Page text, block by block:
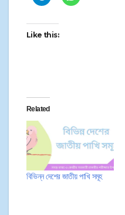
Like this:
Related
বিভিন্ন দেশের জাতীয় পাখি সমূহ